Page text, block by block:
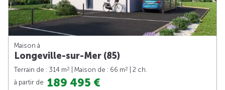
Maison à
Longeville-sur-Mer (85)
Terrain de : 314 m2 | Maison de : 66 m2
| 2 ch.
à partir de 189 495 €